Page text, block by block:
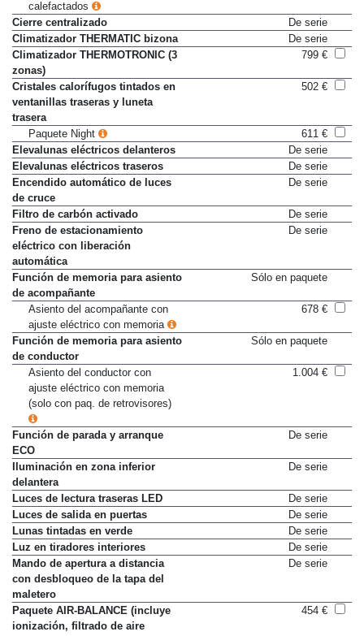
calefactados
Cierre centralizado
De serie
Climatizador THERMATIC bizona
De serie
Climatizador THERMOTRONIC (3
zonas)
799 €
Cristales calorífugos tintados en
ventanillas traseras y luneta
trasera
502 €
Paquete Night
611 €
Elevalunas eléctricos delanteros
De serie
Elevalunas eléctricos traseros
De serie
Encendido automático de luces
de cruce
De serie
Filtro de carbón activado
De serie
Freno de estacionamiento
eléctrico con liberación
automática
De serie
Función de memoria para asiento
de acompañante
Sólo en paquete
Asiento del acompañante con
ajuste eléctrico con memoria
678 €
Función de memoria para asiento
de conductor
Sólo en paquete
Asiento del conductor con
ajuste eléctrico con memoria
(solo con paq. de retrovisores)
1.004 €
Función de parada y arranque
ECO
De serie
Iluminación en zona inferior
delantera
De serie
Luces de lectura traseras LED
De serie
Luces de salida en puertas
De serie
Lunas tintadas en verde
De serie
Luz en tiradores interiores
De serie
Mando de apertura a distancia
con desbloqueo de la tapa del
maletero
De serie
Paquete AIR-BALANCE (incluye
ionización, filtrado de aire
454 €